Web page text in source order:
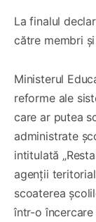
La finalul
către membri
Ministerul
reforme ale
care ar putea
administrate
intitulată
agenții
scoaterea
într-o